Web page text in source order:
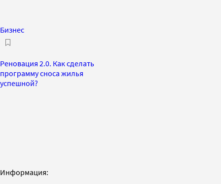
Бизнес
Реновация 2.0. Как сделать
программу сноса жилья
успешной?
Информация: